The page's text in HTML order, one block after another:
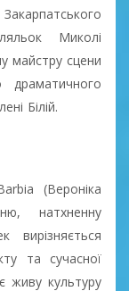
Миколі
майстру сцени
драматичного
Білій.
(Вероніка
натхненну
вирізняється
та сучасної
живу культуру